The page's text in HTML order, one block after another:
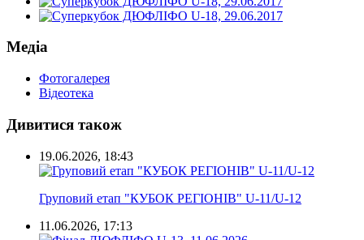
Медіа
Фотогалерея
Відеотека
Дивитися також
19.06.2026, 18:43
Груповий етап "КУБОК РЕГІОНІВ" U-11/U-12
11.06.2026, 17:13